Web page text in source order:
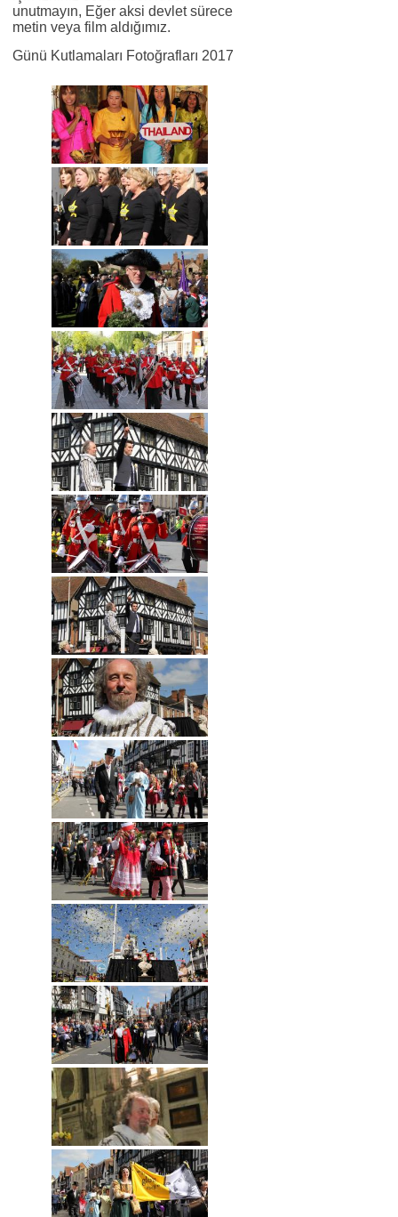
unutmayın, Eğer aksi devlet sürece
metin veya film aldığımız.
Günü Kutlamaları Fotoğrafları 2017